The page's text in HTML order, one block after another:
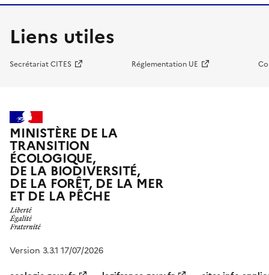
Liens utiles
Secrétariat CITES Réglementation UE
MINISTÈRE DE LA
TRANSITION
ÉCOLOGIQUE,
DE LA BIODIVERSITÉ,
DE LA FORÊT, DE LA MER
ET DE LA PÊCHE
Version 3.3.1 17/07/2026